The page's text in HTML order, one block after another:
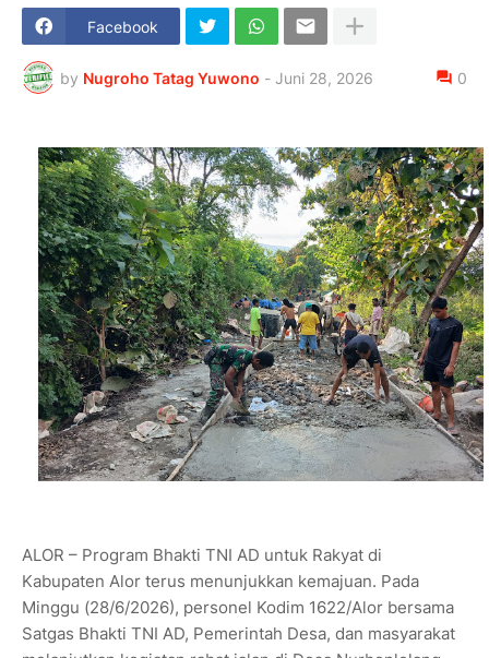
Facebook
by Nugroho Tatag Yuwono - Juni 28, 2026 0
ALOR – Program Bhakti TNI AD untuk Rakyat di
Kabupaten Alor terus menunjukkan kemajuan. Pada
Minggu (28/6/2026), personel Kodim 1622/Alor bersama
Satgas Bhakti TNI AD, Pemerintah Desa, dan masyarakat